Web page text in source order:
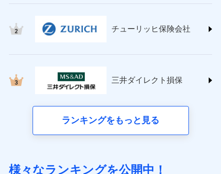
(https://www.nisshinfire.co.jp/)
(https://www.petfamilyins.co.jp/)
ins.com/)
三井ダイレクト損害保険株式会社
（https://www.sonylife.co.jp）
チューリッヒ保険会社
三井ダイレクト損保
ランキングをもっと見る
様々なランキングを公開中！